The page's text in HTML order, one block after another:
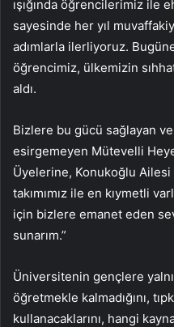
ışığında öğrencilerimiz ile
sayesinde her yıl
adımlarla ilerliyoruz.
öğrencimiz, ülkemizin
aldı.
Bizlere bu gücü sağlayan
esirgemeyen Mütevelli
Üyelerine, Konukoğlu
takımımız ile en kıymetli
için bizlere emanet eden
sunarım.”
Üniversitenin gençlere
öğretmekle kalmadığını,
kullanacaklarını, hangi